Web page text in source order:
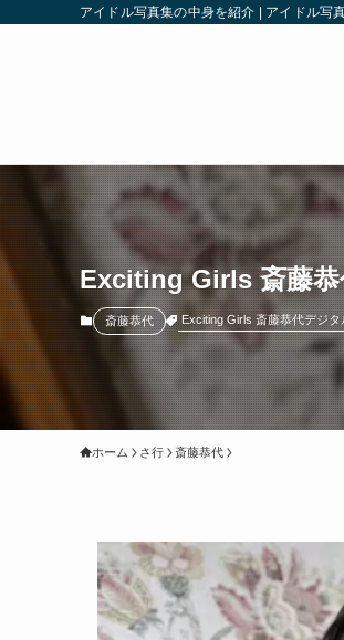
アイドル写真集の中身を紹介 | アイドル写
Exciting Girls 斎藤
斎藤恭代 Exciting Girls 斎藤恭代デジタ
ホーム さ行 斎藤恭代